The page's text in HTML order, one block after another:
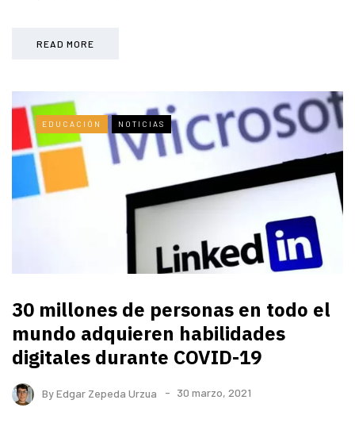
READ MORE
EDUCACIÓN NOTICIAS
30 millones de personas en todo el
mundo adquieren habilidades
digitales durante COVID-19
ByEdgar Zepeda Urzua 30 marzo, 2021